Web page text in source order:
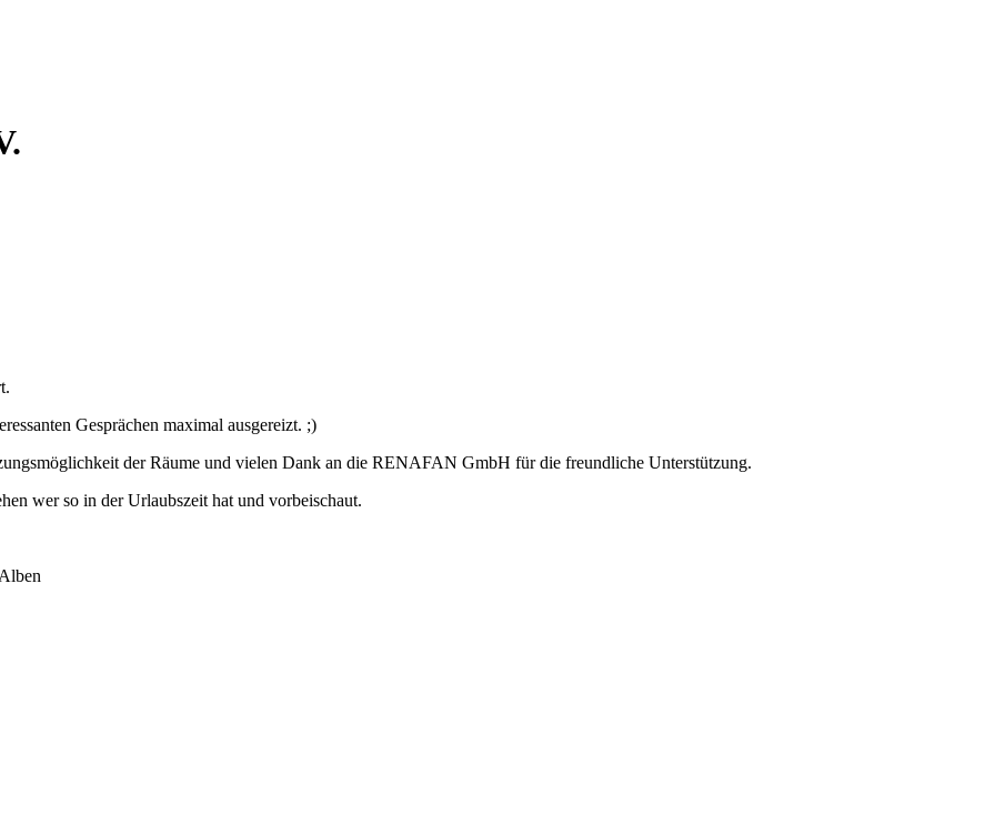
Gesprächen maximal ausgereizt. ;)
der Räume und vielen Dank an die RENAFAN GmbH für die freundliche Unterstützung.
wer so in der Urlaubszeit hat und vorbeischaut.